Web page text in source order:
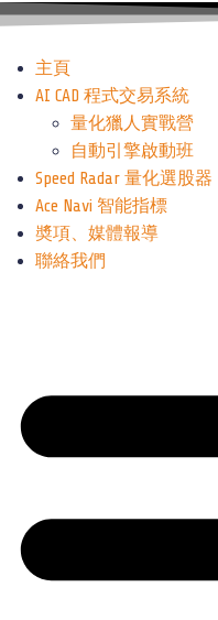
主頁
AI CAD 程式交易系統
量化獵人實戰營
自動引擎啟動班
Speed Radar 量化選股器
Ace Navi 智能指標
奬項、媒體報導
聯絡我們